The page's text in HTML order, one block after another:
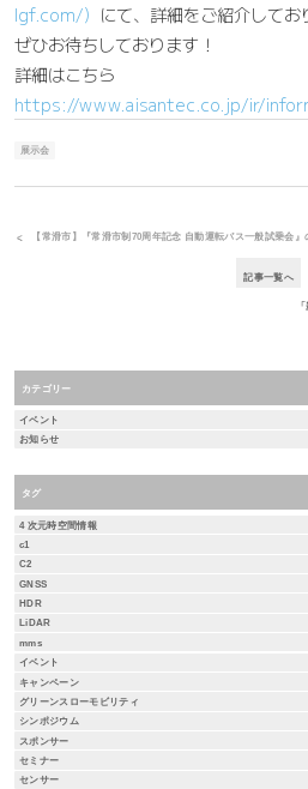
lgf.com/） にて、詳細をご紹介してお
ぜひお待ちしております！
詳細はこちら
https://www.aisantec.co.jp/ir/
展示会
【常滑市】『常滑市制70周年記念 自動運転バス一般試乗会』
記事一覧へ
カテゴリー
イベント
お知らせ
タグ
4 次元時空間情報
c1
C2
GNSS
HDR
LiDAR
mms
イベント
キャンペーン
グリーンスローモビリティ
シンポジウム
スポンサー
セミナー
センサー